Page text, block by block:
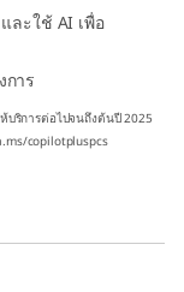
ละใช้ AI เพื่อ
าร
บริการต่อไปจนถึงต้นปี 2025
copilotpluspcs